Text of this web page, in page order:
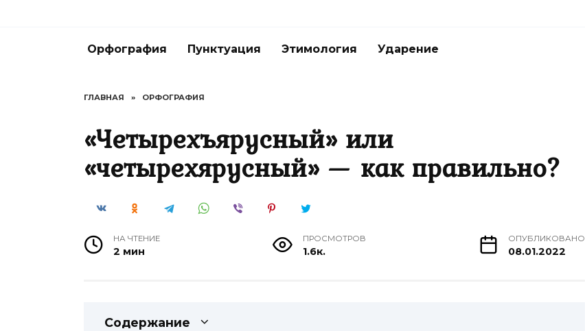
Орфография Пунктуация Этимология Ударение
ГЛАВНАЯ » ОРФОГРАФИЯ
«Четырехъярусный» или
«четырехярусный» — как правильно?
НА ЧТЕНИЕ
2 мин
ПРОСМОТРОВ
1.6к.
ОПУБЛИКОВАНО
08.01.2022
Содержание